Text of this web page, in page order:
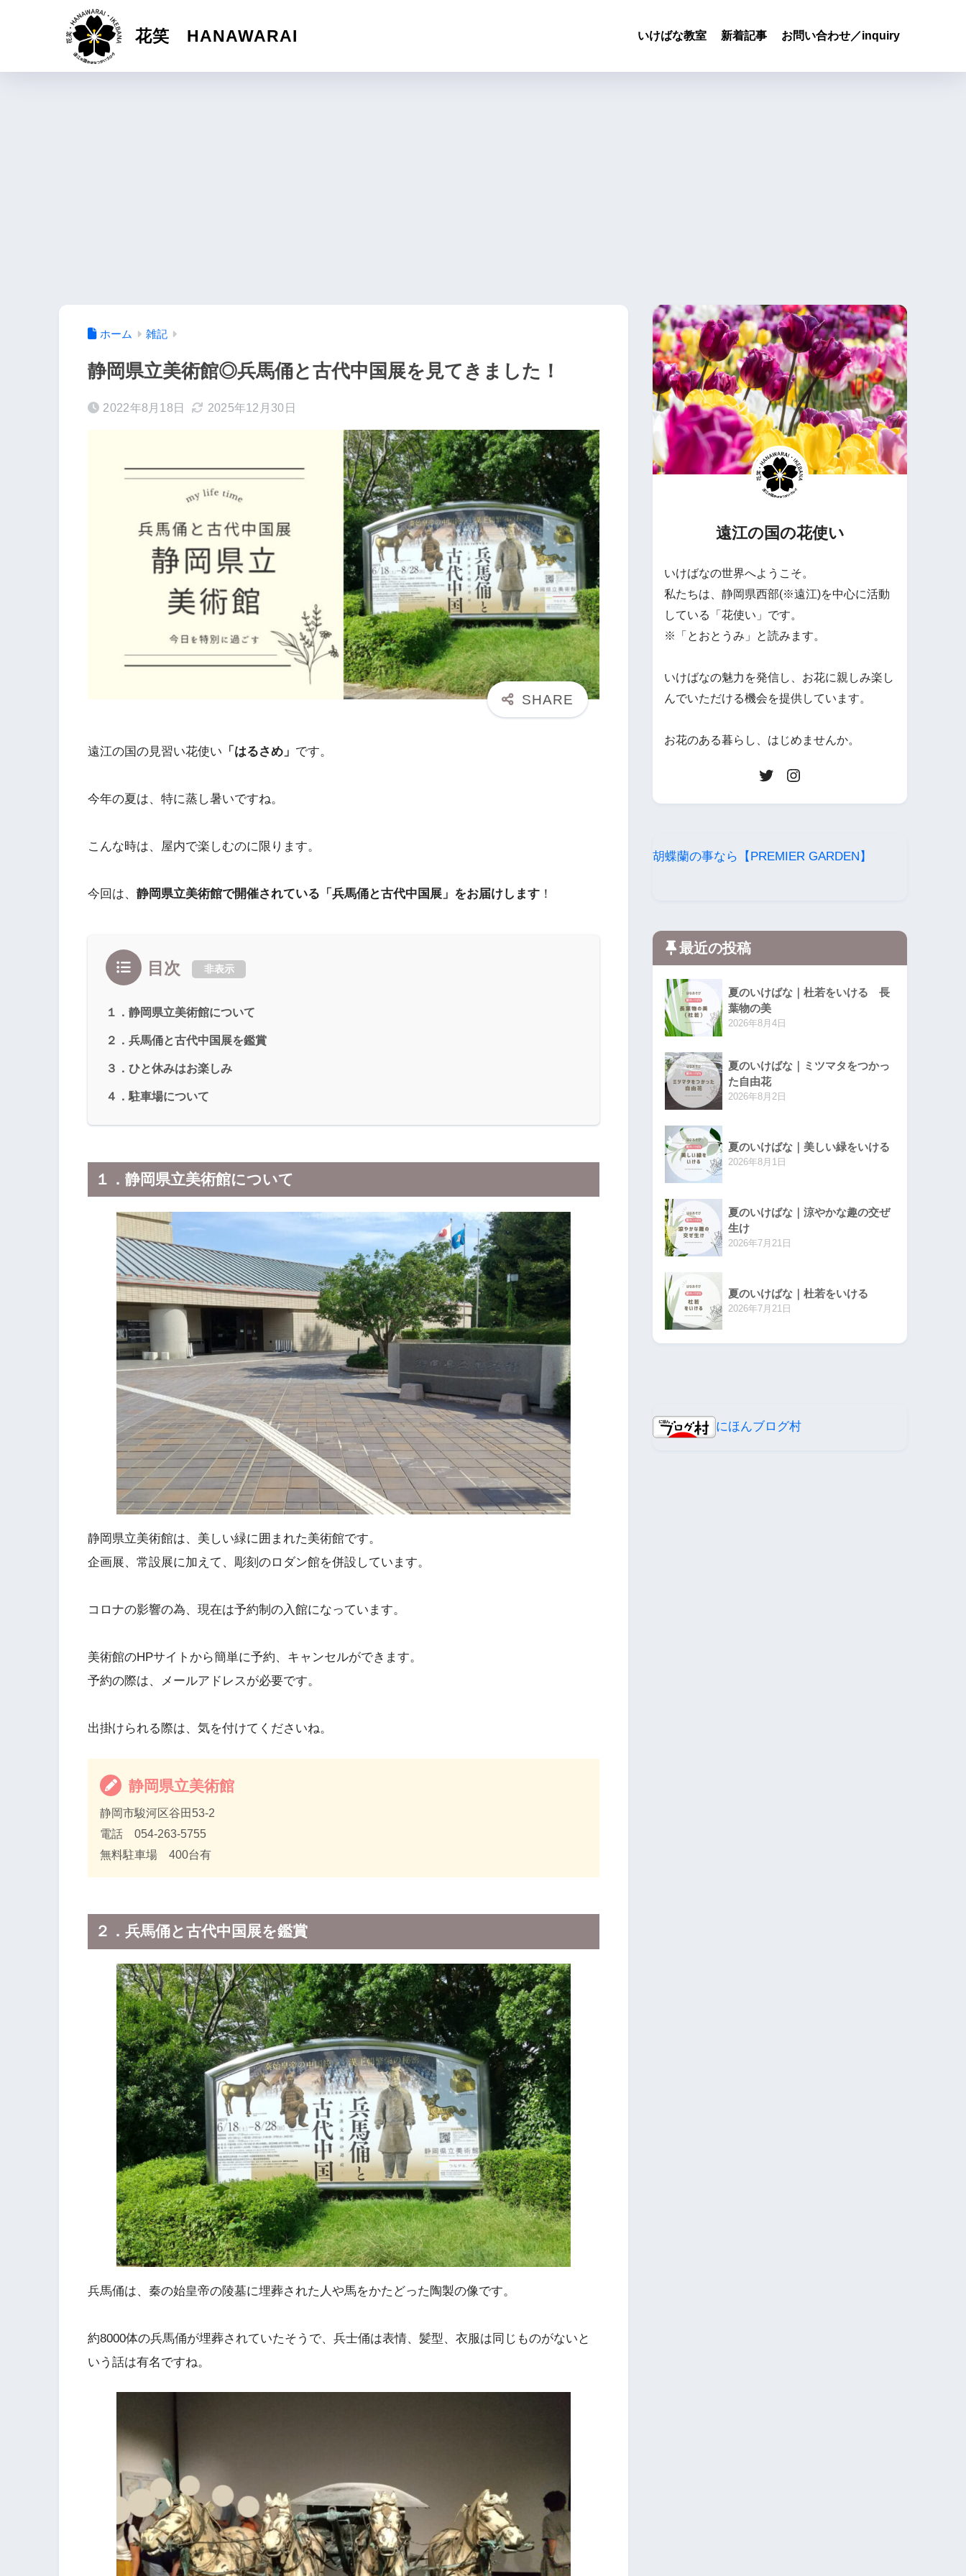
花笑 HANAWARAI いけばな教室 新着記事 お問い合わせ／inquiry
ホーム 雑記
静岡県立美術館◎兵馬俑と古代中国展を見てきました！
2022年8月18日 2025年12月30日
遠江の国の見習い花使い 「はるさめ」 です。
今年の夏は、特に蒸し暑いですね。
こんな時は、屋内で楽しむのに限ります。
今回は、 静岡県立美術館で開催されている「兵馬俑と古代中国展」をお届けします ！
目次 非表示
１．静岡県立美術館について
２．兵馬俑と古代中国展を鑑賞
３．ひと休みはお楽しみ
４．駐車場について
１．静岡県立美術館について
静岡県立美術館は、美しい緑に囲まれた美術館です。
企画展、常設展に加えて、彫刻のロダン館を併設しています。
コロナの影響の為、現在は予約制の入館になっています。
美術館のHPサイトから簡単に予約、キャンセルができます。
予約の際は、メールアドレスが必要です。
出掛けられる際は、気を付けてくださいね。
静岡県立美術館
静岡市駿河区谷田53-2
電話 054-263-5755
無料駐車場 400台有
２．兵馬俑と古代中国展を鑑賞
兵馬俑は、秦の始皇帝の陵墓に埋葬された人や馬をかたどった陶製の像です。
約8000体の兵馬俑が埋葬されていたそうで、兵士俑は表情、髪型、衣服は同じものがないと
いう話は有名ですね。
遠江の国の花使い
いけばなの世界へようこそ。
私たちは、静岡県西部(※遠江)を中心に活動
している「花使い」です。
※「とおとうみ」と読みます。
いけばなの魅力を発信し、お花に親しみ楽し
んでいただける機会を提供しています。
お花のある暮らし、はじめませんか。
胡蝶蘭の事なら【PREMIER GARDEN】
最近の投稿
夏のいけばな｜杜若をいける 長
葉物の美
2026年8月4日
夏のいけばな｜ミツマタをつかっ
た自由花
2026年8月2日
夏のいけばな｜美しい緑をいける
2026年8月1日
夏のいけばな｜涼やかな趣の交ぜ
生け
2026年7月21日
夏のいけばな｜杜若をいける
2026年7月21日
にほんブログ村